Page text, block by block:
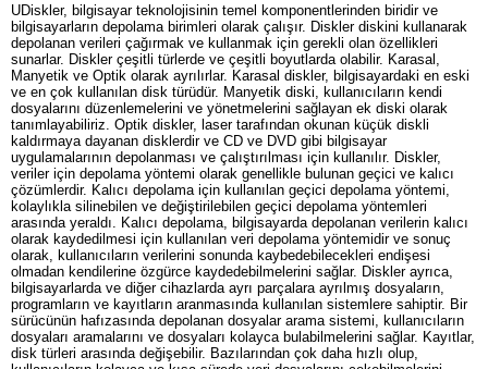
UDiskler, bilgisayar teknolojisinin temel komponentlerinden biridir ve
bilgisayarların depolama birimleri olarak çalışır. Diskler diskini kullanarak
depolanan verileri çağırmak ve kullanmak için gerekli olan özellikleri
sunarlar. Diskler çeşitli türlerde ve çeşitli boyutlarda olabilir. Karasal,
Manyetik ve Optik olarak ayrılırlar. Karasal diskler, bilgisayardaki en eski
ve en çok kullanılan disk türüdür. Manyetik diski, kullanıcıların kendi
dosyalarını düzenlemelerini ve yönetmelerini sağlayan ek diski olarak
tanımlayabiliriz. Optik diskler, laser tarafından okunan küçük diskli
kaldırmaya dayanan disklerdir ve CD ve DVD gibi bilgisayar
uygulamalarının depolanması ve çalıştırılması için kullanılır. Diskler,
veriler için depolama yöntemi olarak genellikle bulunan geçici ve kalıcı
çözümlerdir. Kalıcı depolama için kullanılan geçici depolama yöntemi,
kolaylıkla silinebilen ve değiştirilebilen geçici depolama yöntemleri
arasında yeraldı. Kalıcı depolama, bilgisayarda depolanan verilerin kalıcı
olarak kaydedilmesi için kullanılan veri depolama yöntemidir ve sonuç
olarak, kullanıcıların verilerini sonunda kaybedebilecekleri endişesi
olmadan kendilerine özgürce kaydedebilmelerini sağlar. Diskler ayrıca,
bilgisayarlarda ve diğer cihazlarda ayrı parçalara ayrılmış dosyaların,
programların ve kayıtların aranmasında kullanılan sistemlere sahiptir. Bir
sürücünün hafızasında depolanan dosyalar arama sistemi, kullanıcıların
dosyaları aramalarını ve dosyaları kolayca bulabilmelerini sağlar. Kayıtlar,
disk türleri arasında değişebilir. Bazılarından çok daha hızlı olup,